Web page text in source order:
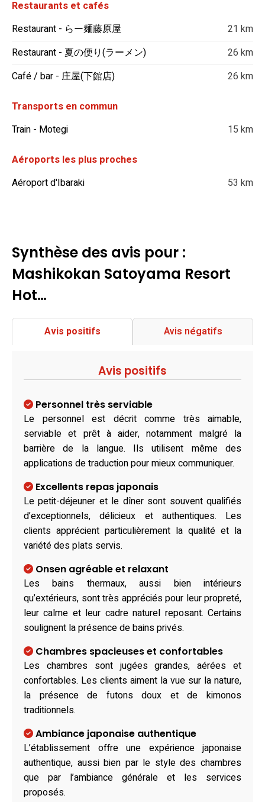
Restaurants et cafés
Restaurant - らー麺藤原屋
21 km
Restaurant - 夏の便り(ラーメン)
26 km
Café / bar - 庄屋(下館店)
26 km
Transports en commun
Train - Motegi
15 km
Aéroports les plus proches
Aéroport d'Ibaraki
53 km
Synthèse des avis pour :
Mashikokan Satoyama Resort
Hot…
Avis positifs Avis négatifs
Avis positifs
Personnel très serviable
Le personnel est décrit comme très aimable,
serviable et prêt à aider, notamment malgré la
barrière de la langue. Ils utilisent même des
applications de traduction pour mieux communiquer.
Excellents repas japonais
Le petit-déjeuner et le dîner sont souvent qualifiés
d’exceptionnels, délicieux et authentiques. Les
clients apprécient particulièrement la qualité et la
variété des plats servis.
Onsen agréable et relaxant
Les bains thermaux, aussi bien intérieurs
qu’extérieurs, sont très appréciés pour leur propreté,
leur calme et leur cadre naturel reposant. Certains
soulignent la présence de bains privés.
Chambres spacieuses et confortables
Les chambres sont jugées grandes, aérées et
confortables. Les clients aiment la vue sur la nature,
la présence de futons doux et de kimonos
traditionnels.
Ambiance japonaise authentique
L’établissement offre une expérience japonaise
authentique, aussi bien par le style des chambres
que par l’ambiance générale et les services
proposés.